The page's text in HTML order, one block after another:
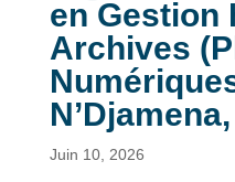
en Gestion
Archives
Juin 10, 2026